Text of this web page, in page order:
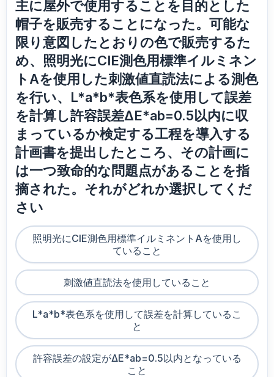
主に屋外で使用することを目的とした
帽子を販売することになった。可能な
限り意図したとおりの色で販売するた
め、照明光にCIE測色用標準イルミネン
トAを使用した刺激値直読法による測色
を行い、L*a*b*表色系を使用して誤差
を計算し許容誤差ΔE*ab=0.5以内に収
まっているか検定する工程を導入する
計画書を提出したところ、その計画に
は一つ致命的な問題点があることを指
摘された。それがどれか選択してくだ
さい
照明光にCIE測色用標準イルミネントAを使用し
ていること
刺激値直読法を使用していること
L*a*b*表色系を使用して誤差を計算しているこ
と
許容誤差の設定がΔE*ab=0.5以内となっている
こと